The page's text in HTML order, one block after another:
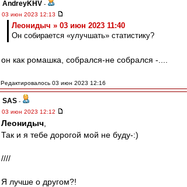
AndreyKHV -
03 июн 2023 12:13
Леонидыч » 03 июн 2023 11:40
Он собирается «улучшать» статистику?
он как ромашка, собрался-не собрался -....
Редактировалось 03 июн 2023 12:16
SAS -
03 июн 2023 12:12
Леонидыч
Так и я тебе дорогой мой не буду-:)
////
Я лучше о другом?!